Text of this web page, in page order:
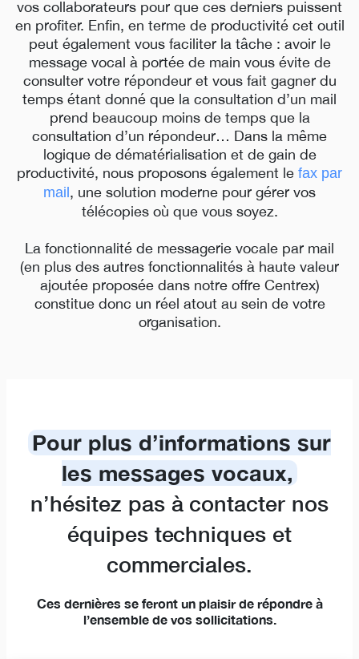
vos collaborateurs pour que ces derniers puissent
en profiter. Enfin, en terme de productivité cet outil
peut également vous faciliter la tâche : avoir le
message vocal à portée de main vous évite de
consulter votre répondeur et vous fait gagner du
temps étant donné que la consultation d’un mail
prend beaucoup moins de temps que la
consultation d’un répondeur… Dans la même
logique de dématérialisation et de gain de
productivité, nous proposons également le fax par
mail , une solution moderne pour gérer vos
télécopies où que vous soyez.
La fonctionnalité de messagerie vocale par mail
(en plus des autres fonctionnalités à haute valeur
ajoutée proposée dans notre offre Centrex)
constitue donc un réel atout au sein de votre
organisation.
Pour plus d’informations sur
les messages vocaux,
n’hésitez pas à contacter nos
équipes techniques et
commerciales.
Ces dernières se feront un plaisir de répondre à
l’ensemble de vos sollicitations.